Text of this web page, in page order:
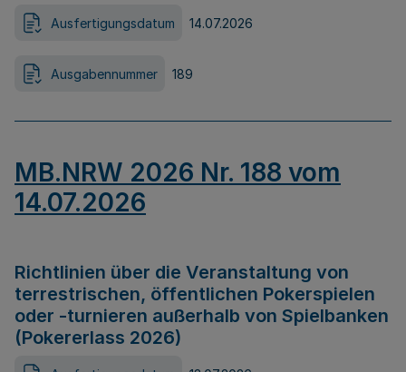
Ausfertigungsdatum 14.07.2026
Ausgabennummer 189
MB.NRW 2026 Nr. 188 vom
14.07.2026
Richtlinien über die Veranstaltung von
terrestrischen, öffentlichen Pokerspielen
oder -turnieren außerhalb von Spielbanken
(Pokererlass 2026)